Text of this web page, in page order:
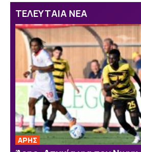
ΤΕΛΕΥΤΑΙΑ ΝΕΑ
ΑΡΗΣ